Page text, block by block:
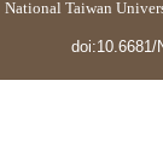
National Taiwan
doi:10.6681/